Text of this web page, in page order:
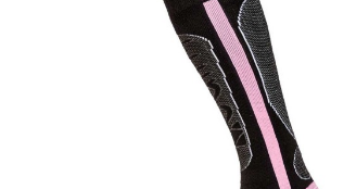
Weiß
1.31
Gebrauchte